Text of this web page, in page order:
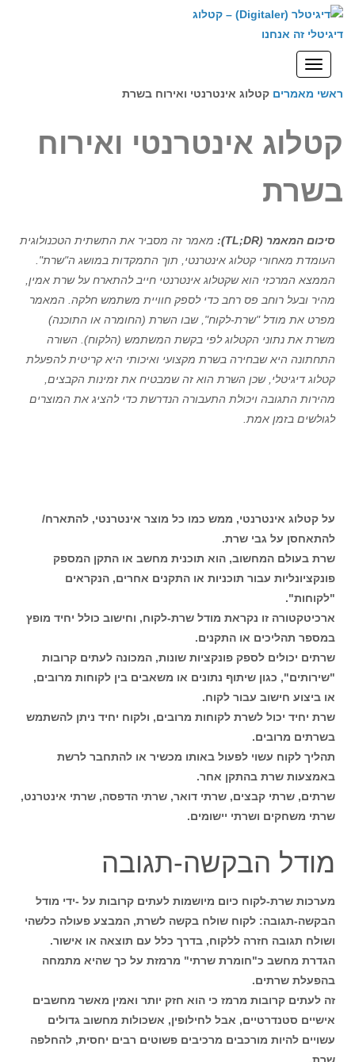
לתוכן
תפריט
ראשי מאמרים קטלוג אינטרנטי ואירוח בשרת
קטלוג אינטרנטי ואירוח
בשרת
סיכום המאמר (TL;DR):
מאמר זה מסביר את התשתית הטכנולוגית
העומדת מאחורי קטלוג אינטרנטי, תוך התמקדות במושג ה"שרת".
הממצא המרכזי הוא שקטלוג אינטרנטי חייב להתארח על שרת אמין,
מהיר ובעל רוחב פס רחב כדי לספק חוויית משתמש חלקה. המאמר
מפרט את מודל "שרת-לקוח", שבו השרת (החומרה או התוכנה)
משרת את נתוני הקטלוג לפי בקשת המשתמש (הלקוח). השורה
התחתונה היא שבחירה בשרת מקצועי ואיכותי היא קריטית להפעלת
קטלוג דיגיטלי, שכן השרת הוא זה שמבטיח את זמינות הקבצים,
מהירות התגובה ויכולת התעבורה הנדרשת כדי להציג את המוצרים
לגולשים בזמן אמת.
על קטלוג אינטרנטי, ממש כמו כל מוצר אינטרנטי, להתארח/
להתאחסן על גבי שרת.
שרת בעולם המחשוב, הוא תוכנית מחשב או התקן המספק
פונקציונליות עבור תוכניות או התקנים אחרים, הנקראים
"לקוחות".
ארכיטקטורה זו נקראת מודל שרת-לקוח, וחישוב כולל יחיד מופץ
במספר תהליכים או התקנים.
שרתים יכולים לספק פונקציות שונות, המכונה לעתים קרובות
"שירותים", כגון שיתוף נתונים או משאבים בין לקוחות מרובים,
או ביצוע חישוב עבור לקוח.
שרת יחיד יכול לשרת לקוחות מרובים, ולקוח יחיד ניתן להשתמש
בשרתים מרובים.
תהליך לקוח עשוי לפעול באותו מכשיר או להתחבר לרשת
באמצעות שרת בהתקן אחר.
שרתים, שרתי קבצים, שרתי דואר, שרתי הדפסה, שרתי אינטרנט,
שרתי משחקים ושרתי יישומים.
מודל הבקשה-תגובה
מערכות שרת-לקוח כיום מיושמות לעתים קרובות על -ידי מודל
הבקשה-תגובה: לקוח שולח בקשה לשרת, המבצע פעולה כלשהי
ושולח תגובה חזרה ללקוח, בדרך כלל עם תוצאה או אישור.
הגדרת מחשב כ"חומרת שרתי" מרמזת על כך שהיא מתמחה
בהפעלת שרתים.
זה לעתים קרובות מרמז כי הוא חזק יותר ואמין מאשר מחשבים
אישיים סטנדרטיים, אבל לחילופין, אשכולות מחשוב גדולים
עשויים להיות מורכבים מרכיבים פשוטים רבים יחסית, להחלפה
שרת.